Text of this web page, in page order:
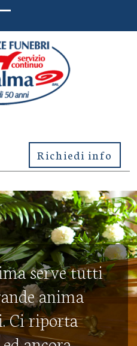
(FOGGIA)
Richiedi info
serve tutti
anima
Ci riporta